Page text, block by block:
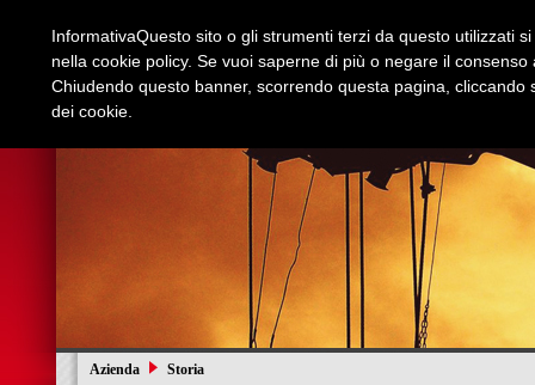
Azienda Storia
InformativaQuesto sito o gli strumenti terzi da questo utilizzati
nella cookie policy. Se vuoi saperne di più o negare il
Chiudendo questo banner, scorrendo questa pagina,
dei cookie.